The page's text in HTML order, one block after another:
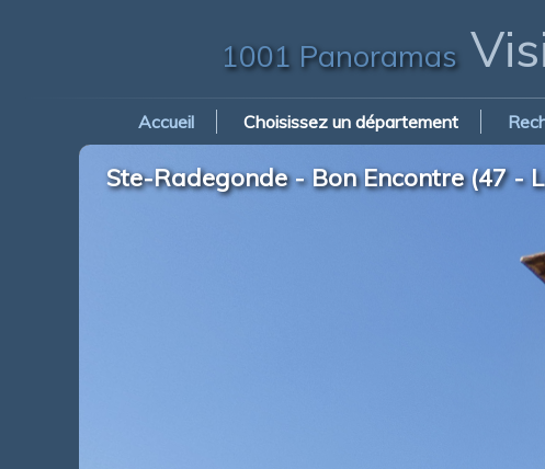
1001 Panoramas
Accueil Choisissez un département
Ste-Radegonde - Bon Encontre (47 -